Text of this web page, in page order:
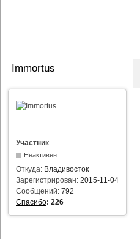
Immortus
Участник
Неактивен
Откуда: Владивосток
Зарегистрирован: 2015-11-04
Сообщений: 792
Спасибо: 226